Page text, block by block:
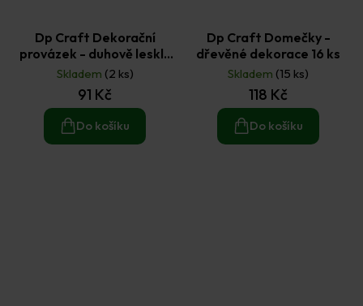
Dp Craft Dekorační
provázek - duhově lesklý
50 m
Skladem (2 ks)
91 Kč
Do košíku
Dp Craft Domečky -
dřevěné dekorace 16 ks
Skladem (15 ks)
118 Kč
Do košíku